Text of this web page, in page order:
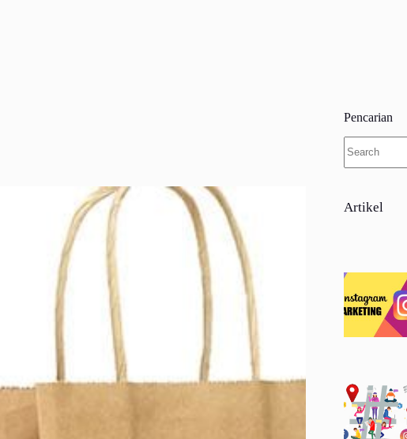
Pencarian
results
Artikel